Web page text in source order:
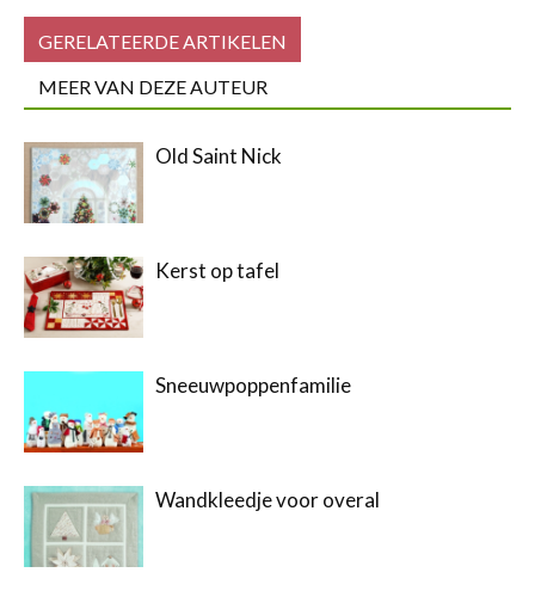
GERELATEERDE ARTIKELEN
MEER VAN DEZE AUTEUR
Old Saint Nick
Kerst op tafel
Sneeuwpoppenfamilie
Wandkleedje voor overal